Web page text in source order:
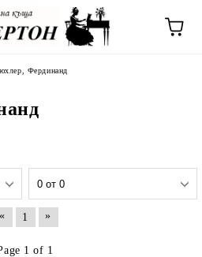
Фердинанд
« 1 »
1 of 1